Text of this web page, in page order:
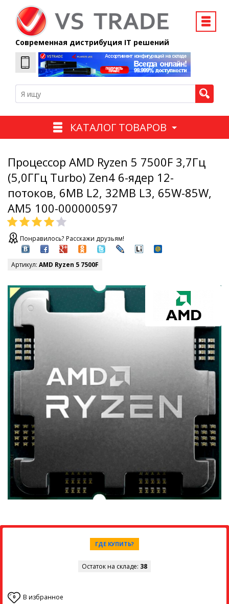
Современная дистрибуция IT решений
КАТАЛОГ ТОВАРОВ
Процессор AMD Ryzen 5 7500F 3,7Гц
(5,0ГГц Turbo) Zen4 6-ядер 12-
потоков, 6MB L2, 32MB L3, 65W-85W,
AM5 100-000000597
Понравилось? Расскажи друзьям!
Артикул: AMD Ryzen 5 7500F
ГДЕ КУПИТЬ?
Остаток на складе: 38
0 В избранное